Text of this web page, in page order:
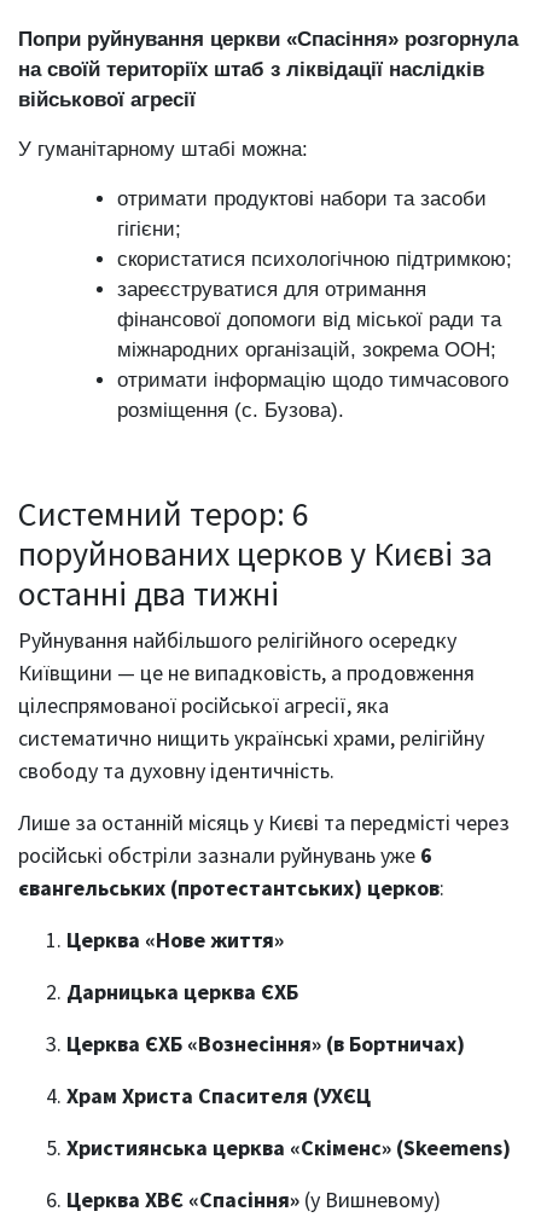
Попри руйнування церкви «Спасіння» розгорнула
на своїй територіїх штаб з ліквідації наслідків
військової агресії
У гуманітарному штабі можна:
отримати продуктові набори та засоби
гігієни;
скористатися психологічною підтримкою;
зареєструватися для отримання
фінансової допомоги від міської ради та
міжнародних організацій, зокрема ООН;
отримати інформацію щодо тимчасового
розміщення (с. Бузова).
Системний терор: 6
поруйнованих церков у Києві за
останні два тижні
Руйнування найбільшого релігійного осередку
Київщини — це не випадковість, а продовження
цілеспрямованої російської агресії, яка
систематично нищить українські храми, релігійну
свободу та духовну ідентичність.
Лише за останній місяць у Києві та передмісті через
російські обстріли зазнали руйнувань уже 6
євангельських (протестантських) церков:
Церква «Нове життя»
Дарницька церква ЄХБ
Церква ЄХБ «Вознесіння» (в Бортничах)
Храм Христа Спасителя (УХЄЦ
Християнська церква «Скіменс» (Skeemens)
Церква ХВЄ «Спасіння» (у Вишневому)